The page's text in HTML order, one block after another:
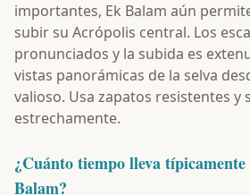
importantes, Ek Balam aún
subir su Acrópolis central. Los
pronunciados y la subida es
vistas panorámicas de la selva
valioso. Usa zapatos resistentes y
estrechamente.
¿Cuánto tiempo lleva
Balam?